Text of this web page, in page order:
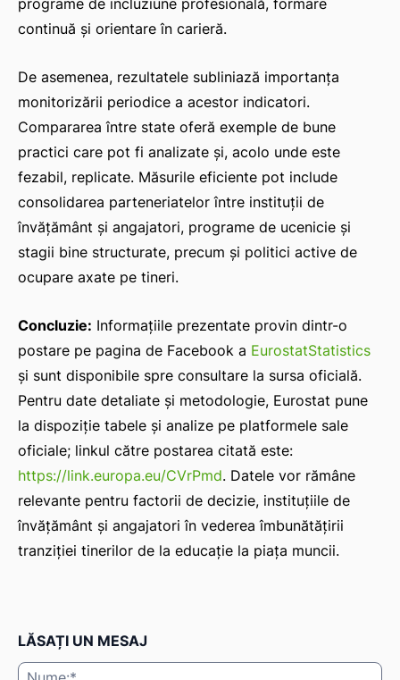
programe de incluziune profesională, formare
continuă și orientare în carieră.
De asemenea, rezultatele subliniază importanța
monitorizării periodice a acestor indicatori.
Compararea între state oferă exemple de bune
practici care pot fi analizate și, acolo unde este
fezabil, replicate. Măsurile eficiente pot include
consolidarea parteneriatelor între instituții de
învățământ și angajatori, programe de ucenicie și
stagii bine structurate, precum și politici active de
ocupare axate pe tineri.
Concluzie: Informațiile prezentate provin dintr-o
postare pe pagina de Facebook a EurostatStatistics
și sunt disponibile spre consultare la sursa oficială.
Pentru date detaliate și metodologie, Eurostat pune
la dispoziție tabele și analize pe platformele sale
oficiale; linkul către postarea citată este:
https://link.europa.eu/CVrPmd. Datele vor rămâne
relevante pentru factorii de decizie, instituțiile de
învățământ și angajatori în vederea îmbunătățirii
tranziției tinerilor de la educație la piața muncii.
LĂSAȚI UN MESAJ